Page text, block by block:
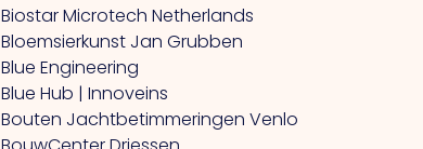
Biostar Microtech Netherlands
Bloemsierkunst Jan Grubben
Blue Engineering
Blue Hub | Innoveins
Bouten Jachtbetimmeringen Venlo